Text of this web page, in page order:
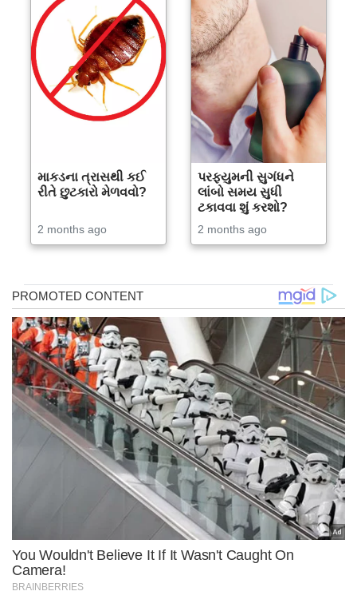
માકડના ત્રાસથી કઈ
રીતે છુટકારો મેળવવો?
2 months ago
પરફ્યુમની સુગંધને
લાંબો સમય સુધી
ટકાવવા શું કરશો?
2 months ago